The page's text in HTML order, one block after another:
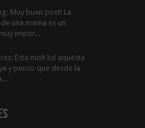
Muy buen post! La
una mama es un
impor...
Esta molt bé aquesta
y penso que desde la